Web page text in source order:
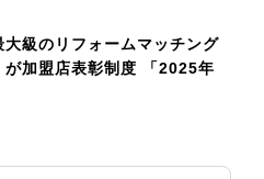
級のリフォームマッチング
加盟店表彰制度 「2025年